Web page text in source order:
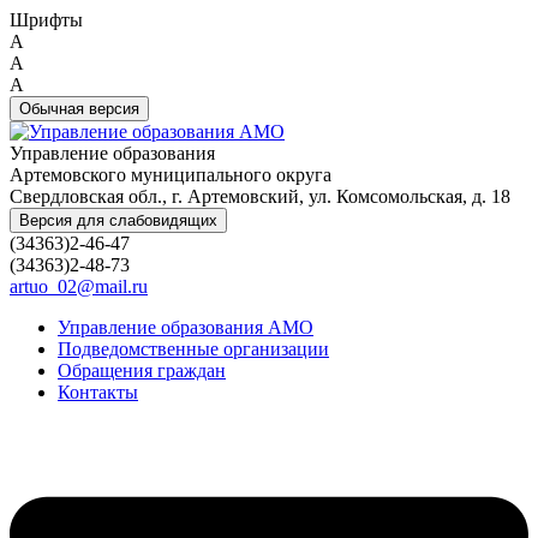
Шрифты
A
A
A
Обычная версия
Управление образования
Артемовского муниципального округа
Свердловская обл., г. Артемовский, ул. Комсомольская, д. 18
Версия для слабовидящих
(34363)2-46-47
(34363)2-48-73
artuo_02@mail.ru
Управление образования АМО
Подведомственные организации
Обращения граждан
Контакты